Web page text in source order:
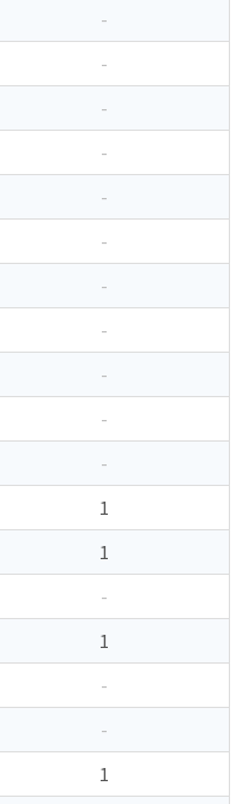
-
-
-
-
-
-
-
-
-
-
-
1
1
-
1
-
-
1